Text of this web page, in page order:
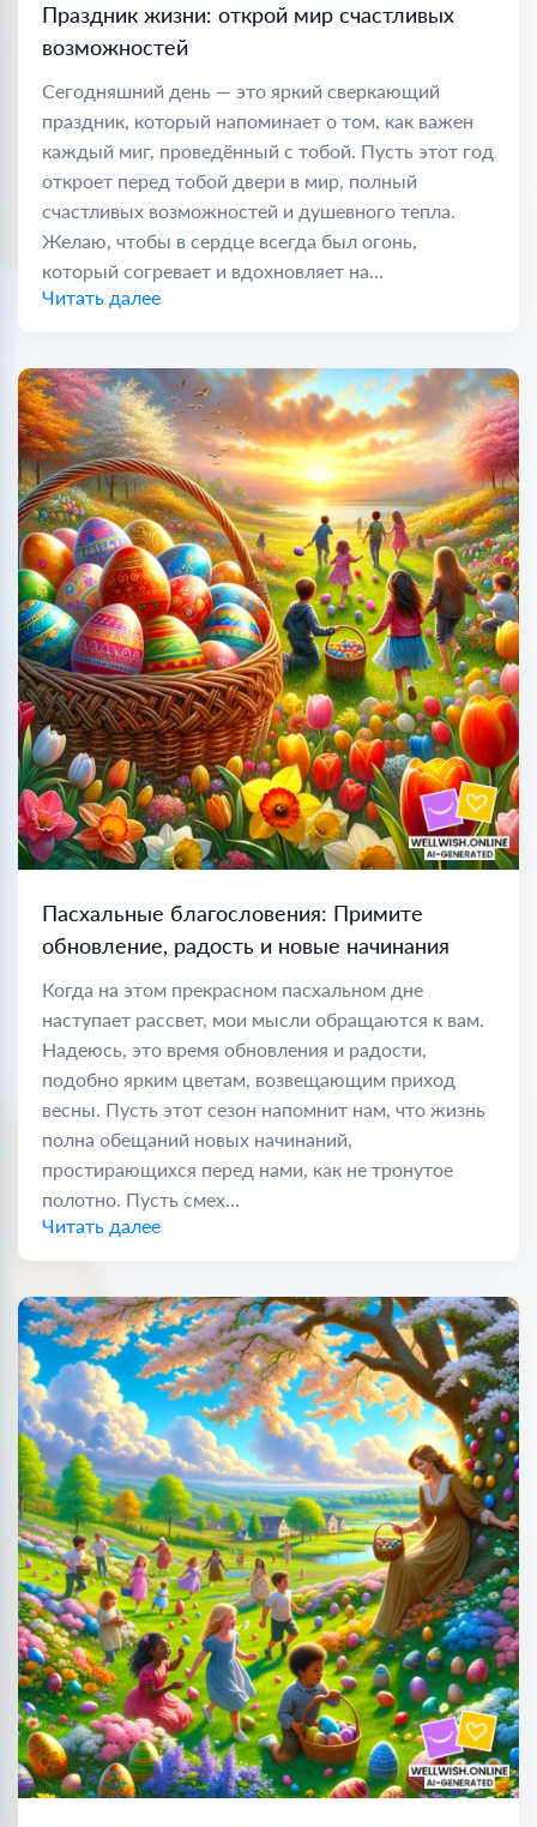
Праздник жизни: открой мир счастливых
возможностей
Сегодняшний день — это яркий сверкающий
праздник, который напоминает о том, как важен
каждый миг, проведённый с тобой. Пусть этот год
откроет перед тобой двери в мир, полный
счастливых возможностей и душевного тепла.
Желаю, чтобы в сердце всегда был огонь,
который согревает и вдохновляет на...
Читать далее
Пасхальные благословения: Примите
обновление, радость и новые начинания
Когда на этом прекрасном пасхальном дне
наступает рассвет, мои мысли обращаются к вам.
Надеюсь, это время обновления и радости,
подобно ярким цветам, возвещающим приход
весны. Пусть этот сезон напомнит нам, что жизнь
полна обещаний новых начинаний,
простирающихся перед нами, как не тронутое
полотно. Пусть смех...
Читать далее